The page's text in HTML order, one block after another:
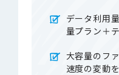
データ利用
量プラン＋
大容量のフ
速度の変動